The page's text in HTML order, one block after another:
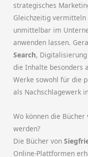
strategisches
Gleichzeitig
unmittelbar im
anwenden lassen.
Search,
die Inhalte besonders
Werke sowohl für die
als Nachschlagewerk
Wo können die
werden?
Die Bücher von
Online-Plattformen